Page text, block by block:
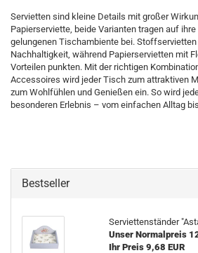
Servietten sind kleine Details mit großer
Papierserviette, beide Varianten tragen auf
gelungenen Tischambiente bei. Stoffservietten
Nachhaltigkeit, während Papierservietten mit
Vorteilen punkten. Mit der richtigen
Accessoires wird jeder Tisch zum attraktiven
zum Wohlfühlen und Genießen ein. So wird
besonderen Erlebnis – vom einfachen Alltag
Bestseller
Serviettenständer
Unser Normalpreis
Ihr Preis 9,68 EUR